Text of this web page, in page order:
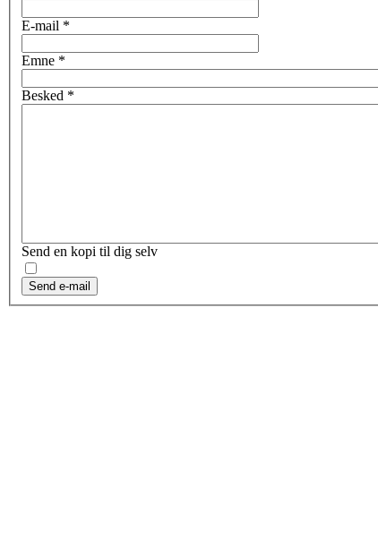
E-mail *
Emne *
Besked *
Send en kopi til dig selv
Send e-mail